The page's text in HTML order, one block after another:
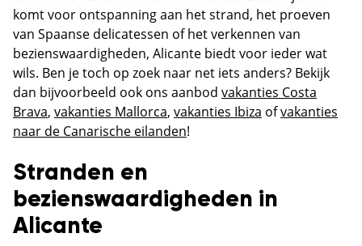
komt voor ontspanning aan het strand, het proeven
van Spaanse delicatessen of het verkennen van
bezienswaardigheden, Alicante biedt voor ieder wat
wils. Ben je toch op zoek naar net iets anders? Bekijk
dan bijvoorbeeld ook ons aanbod vakanties Costa
Brava, vakanties Mallorca, vakanties Ibiza ofvakanties
naar de Canarische eilanden!
Stranden en
bezienswaardigheden in
Alicante